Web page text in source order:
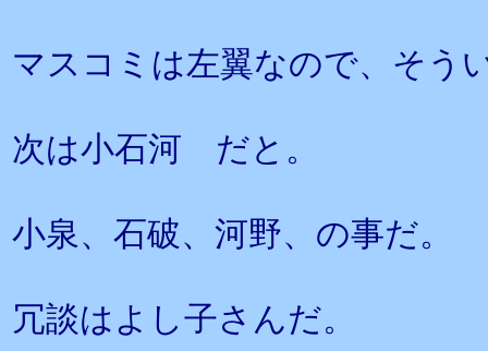
マスコミは左翼なので、そう
次は小石河 だと。
小泉、石破、河野、の事だ。
冗談はよし子さんだ。